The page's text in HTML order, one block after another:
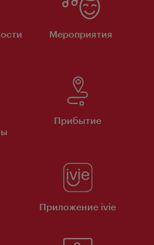
Мероприятия
Прибытие
Приложение ivie